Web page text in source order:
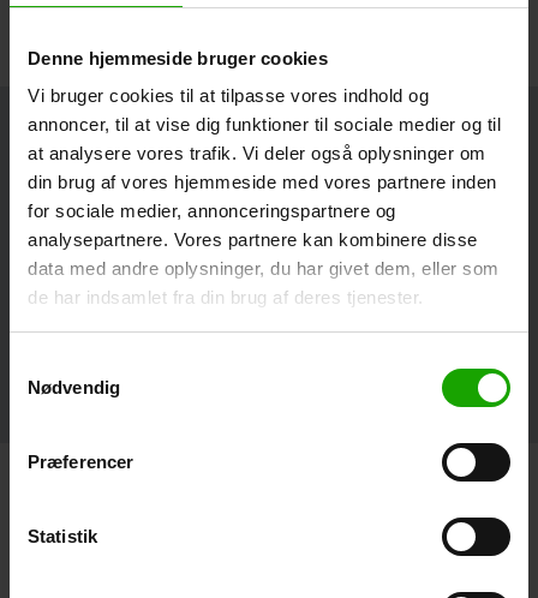
Denne hjemmeside bruger cookies
Vi bruger cookies til at tilpasse vores indhold og
annoncer, til at vise dig funktioner til sociale medier og til
at analysere vores trafik. Vi deler også oplysninger om
din brug af vores hjemmeside med vores partnere inden
for sociale medier, annonceringspartnere og
analysepartnere. Vores partnere kan kombinere disse
data med andre oplysninger, du har givet dem, eller som
de har indsamlet fra din brug af deres tjenester.
Nødvendig
Præferencer
Statistik
Udviklet og produceret i
Derma er produceret af DermaPharm A/S · Europavej 10 ·
DK-8990 Fårup
CVR: 89 45 31 19 · Tlf.:+ 45 86 47 77 44· E-mail:
info@dermapharm.dk·www.dermapharm.dk
Cookies og persondatapolitik​